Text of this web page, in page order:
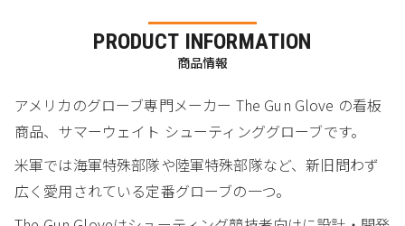
PRODUCT INFORMATION
商品情報
アメリカのグローブ専門メーカー The Gun Glove の看板
商品、サマーウェイト シューティンググローブです。
米軍では海軍特殊部隊や陸軍特殊部隊など、新旧問わず
広く愛用されている定番グローブの一つ。